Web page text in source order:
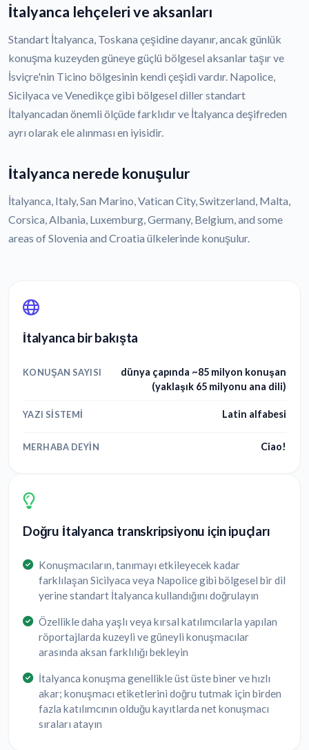
İtalyanca lehçeleri ve aksanları
Standart İtalyanca, Toskana çeşidine dayanır, ancak günlük
konuşma kuzeyden güneye güçlü bölgesel aksanlar taşır ve
İsviçre'nin Ticino bölgesinin kendi çeşidi vardır. Napolice,
Sicilyaca ve Venedikçe gibi bölgesel diller standart
İtalyancadan önemli ölçüde farklıdır ve İtalyanca deşifreden
ayrı olarak ele alınması en iyisidir.
İtalyanca nerede konuşulur
İtalyanca, Italy, San Marino, Vatican City, Switzerland, Malta,
Corsica, Albania, Luxemburg, Germany, Belgium, and some
areas of Slovenia and Croatia ülkelerinde konuşulur.
İtalyanca bir bakışta
KONUŞAN SAYISI
dünya çapında ~85 milyon konuşan
(yaklaşık 65 milyonu ana dili)
YAZI SISTEMI Latin alfabesi
MERHABA DEYIN Ciao!
Doğru İtalyanca transkripsiyonu için ipuçları
Konuşmacıların, tanımayı etkileyecek kadar
farklılaşan Sicilyaca veya Napolice gibi bölgesel bir dil
yerine standart İtalyanca kullandığını doğrulayın
Özellikle daha yaşlı veya kırsal katılımcılarla yapılan
röportajlarda kuzeyli ve güneyli konuşmacılar
arasında aksan farklılığı bekleyin
İtalyanca konuşma genellikle üst üste biner ve hızlı
akar; konuşmacı etiketlerini doğru tutmak için birden
fazla katılımcının olduğu kayıtlarda net konuşmacı
sıraları atayın